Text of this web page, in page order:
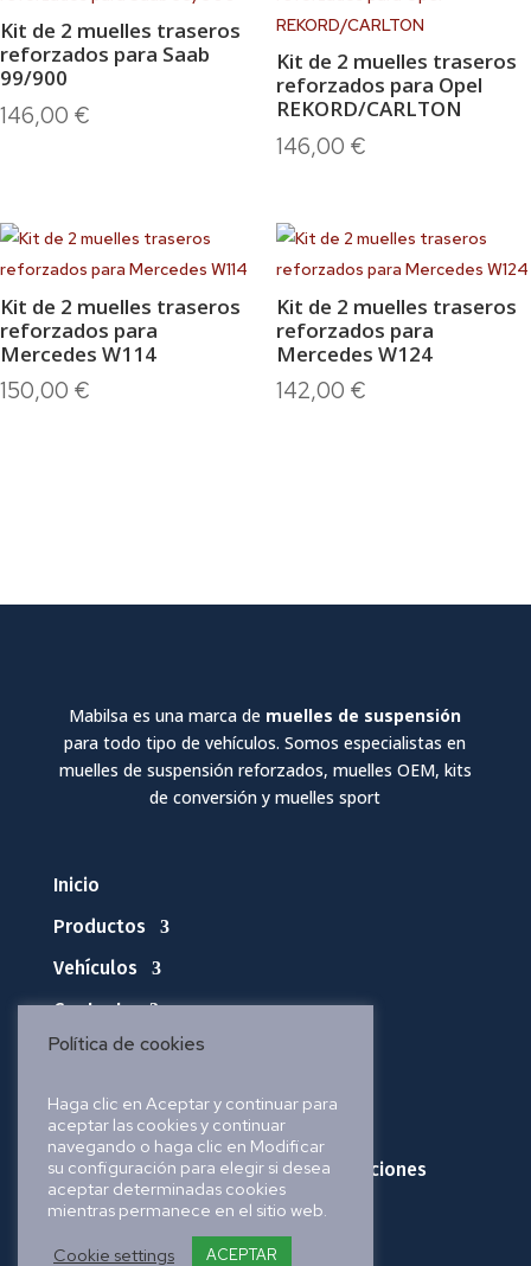
Kit de 2 muelles traseros
reforzados para Saab
99/900
146,00 €
Kit de 2 muelles traseros
reforzados para Opel
REKORD/CARLTON
146,00 €
Kit de 2 muelles traseros
reforzados para
Mercedes W114
150,00 €
Kit de 2 muelles traseros
reforzados para
Mercedes W124
142,00 €
Mabilsa es una marca de muelles de suspensión
para todo tipo de vehículos. Somos especialistas en
muelles de suspensión reforzados, muelles OEM, kits
de conversión y muelles sport
Inicio
Productos
Vehículos
Contacto
Política de cookies
Política de envíos, pedidos y devoluciones
Aviso legal
Política de cookies
Haga clic en Aceptar y continuar para
aceptar las cookies y continuar
navegando o haga clic en Modificar
su configuración para elegir si desea
aceptar determinadas cookies
mientras permanece en el sitio web.
Cookie settings
ACEPTAR